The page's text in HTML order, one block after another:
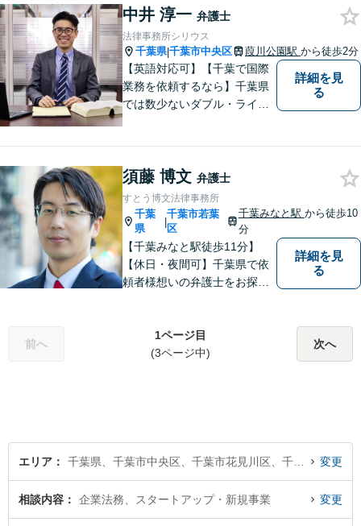
ら、ワンストップで迅速な解
決を目指します。【相続問
題】【借金・債務問題】【不
動産問題】
中井 淳一 弁護士
法律事務所シリウス
千葉県|千葉市中央区 葭川公園駅 から徒歩2分
【英語対応可】【千葉で国際
業務を依頼するなら】千葉県
では数少ないダブル・ライセ
有する紛争に幅広く対応【英
文契約書の作成・チェック】
【千葉中央3分】
詳細を見
る
須藤 博文 弁護士
すとう博文法律事務所
千葉
県
|
千葉市若葉
区
千葉みなと駅 から徒歩10
分
【千葉みなと駅徒歩11分】
【休日・夜間可】千葉県で依
頼者様想いの弁護士をお探し
し、幸福な生活を実現するた
めに努力を惜しみません。債
詳細を見
る
前へ
1ページ目
(3ページ中)
次へ
エリア 変更
相談内容 企業法務、スタートアップ・新規事業 変更